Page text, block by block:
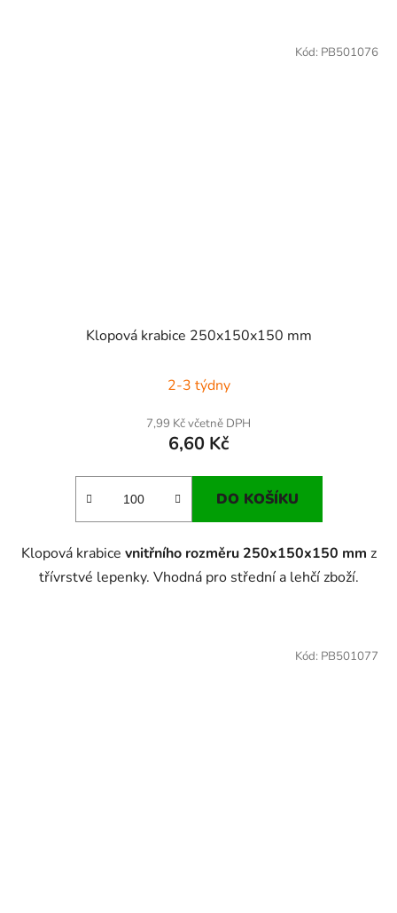
Klopová krabice 250x150x150 mm
2-3 týdny
7,99 Kč včetně DPH
6,60 Kč
DO KOŠÍKU
Klopová krabice vnitřního rozměru 250x150x150 mm z
třívrstvé lepenky. Vhodná pro střední a lehčí zboží.
Kód: PB501076
Kód: PB501077